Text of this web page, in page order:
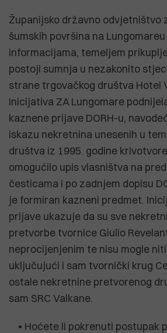
Županijsko državno odvjetništvo
šumskih površina na Lungomareu
informacijama, temeljem
postoji sumnja u nezakonito
strane trgovačkog društva Hotel
Inicijativa ZA Lungomare
kaznene prijave DORH-u,
iskazu nekretnina unesenih u
društva iz 1995. godine
omogućilo upis vlasništva na
česticama i po zadnjem dopisu
je formiran kazneni predmet.
prijave ukazuje da su sve
pretvorbe tvornice Giulio
neprocijenjenim te nisu mogle
uključujući i sam tvornički krug
ostale nekretnine pretvorenog
sam SRC Valkane.
• Hoćete li pokrenuti postupak